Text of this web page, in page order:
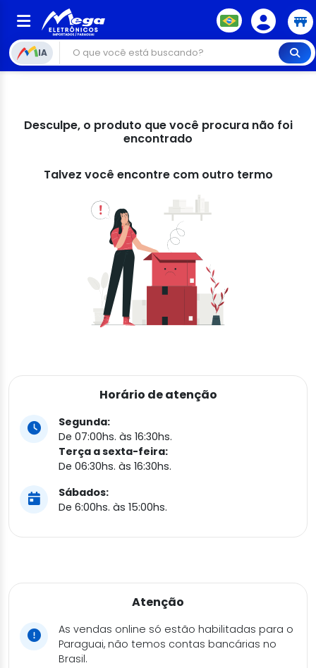
IA
Desculpe, o produto que você procura não foi
encontrado
Talvez você encontre com outro termo
Horário de atenção
Segunda:
De 07:00hs. às 16:30hs.
Terça a sexta-feira:
De 06:30hs. às 16:30hs.
Sábados:
De 6:00hs. às 15:00hs.
Atenção
As vendas online só estão habilitadas para o
Paraguai, não temos contas bancárias no
Brasil.